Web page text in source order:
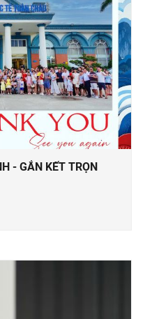
- GẮN KẾT TRỌN